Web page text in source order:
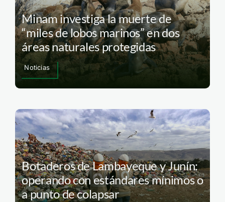
Minam investiga la muerte de
“miles de lobos marinos” en dos
áreas naturales protegidas
Noticias
Botaderos de Lambayeque y Junín:
operando con estándares mínimos o
a punto de colapsar